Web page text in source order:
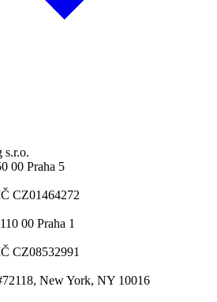
s.r.o.
00 Praha 5
CZ01464272
00 Praha 1
CZ08532991
New York, NY 10016